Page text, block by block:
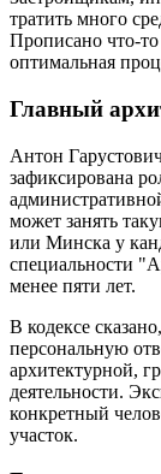
тратить много
Прописано что-то
оптимальная
Главный
Антон
зафиксирована
может занять
или Минска у
специальности
менее пяти лет.
В кодексе
персональную
архитектурной,
деятельности.
конкретный
участок.